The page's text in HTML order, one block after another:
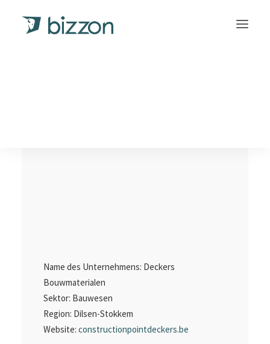
Name des Unternehmens: Deckers
Bouwmaterialen
Sektor: Bauwesen
Region: Dilsen-Stokkem
Website: constructionpointdeckers.be